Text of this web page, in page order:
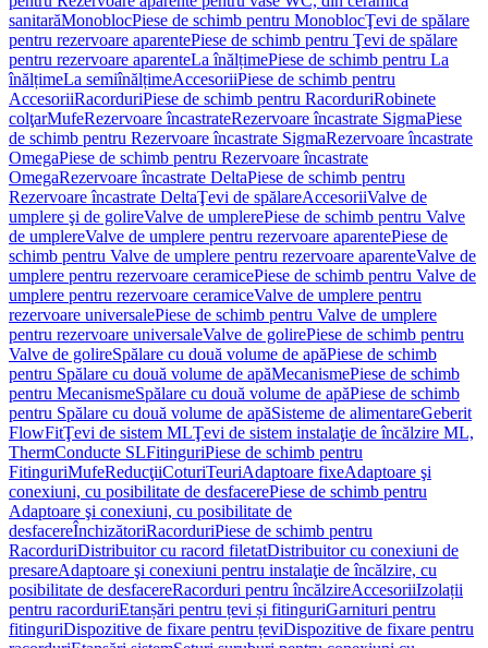
sanitarăMonoblocPiese de schimb pentru MonoblocŢevi de spălare
pentru rezervoare aparentePiese de schimb pentru Ţevi de spălare
pentru rezervoare aparenteLa înălțimePiese de schimb pentru La
înălțimeLa semiînălțimeAccesoriiPiese de schimb pentru
AccesoriiRacorduriPiese de schimb pentru RacorduriRobinete
colţarMufeRezervoare încastrateRezervoare încastrate SigmaPiese
de schimb pentru Rezervoare încastrate SigmaRezervoare încastrate
OmegaPiese de schimb pentru Rezervoare încastrate
OmegaRezervoare încastrate DeltaPiese de schimb pentru
Rezervoare încastrate DeltaŢevi de spălareAccesoriiValve de
umplere şi de golireValve de umplerePiese de schimb pentru Valve
de umplereValve de umplere pentru rezervoare aparentePiese de
schimb pentru Valve de umplere pentru rezervoare aparenteValve de
umplere pentru rezervoare ceramicePiese de schimb pentru Valve de
umplere pentru rezervoare ceramiceValve de umplere pentru
rezervoare universalePiese de schimb pentru Valve de umplere
pentru rezervoare universaleValve de golirePiese de schimb pentru
Valve de golireSpălare cu două volume de apăPiese de schimb
pentru Spălare cu două volume de apăMecanismePiese de schimb
pentru MecanismeSpălare cu două volume de apăPiese de schimb
pentru Spălare cu două volume de apăSisteme de alimentareGeberit
FlowFitŢevi de sistem MLŢevi de sistem instalaţie de încălzire ML,
ThermConducte SLFitinguriPiese de schimb pentru
FitinguriMufeReducţiiCoturiTeuriAdaptoare fixeAdaptoare şi
conexiuni, cu posibilitate de desfacerePiese de schimb pentru
Adaptoare şi conexiuni, cu posibilitate de
desfacereÎnchizătoriRacorduriPiese de schimb pentru
RacorduriDistribuitor cu racord filetatDistribuitor cu conexiuni de
presareAdaptoare şi conexiuni pentru instalaţie de încălzire, cu
posibilitate de desfacereRacorduri pentru încălzireAccesoriiIzolații
pentru racorduriEtanșări pentru țevi și fitinguriGarnituri pentru
fitinguriDispozitive de fixare pentru țeviDispozitive de fixare pentru